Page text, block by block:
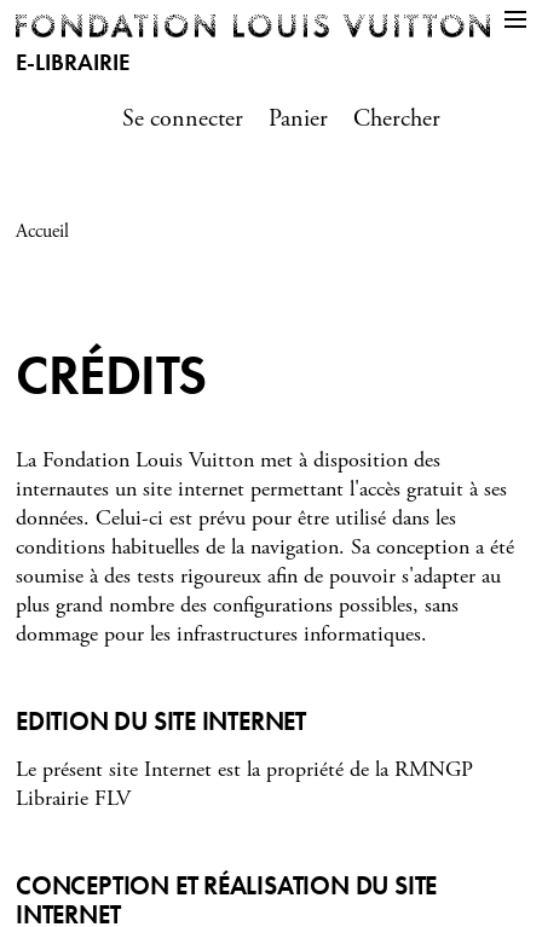
E-LIBRAIRIE
Se connecter
Panier Chercher
Accueil
CRÉDITS
La Fondation Louis Vuitton met à disposition des
internautes un site internet permettant l'accès gratuit à ses
données. Celui-ci est prévu pour être utilisé dans les
conditions habituelles de la navigation. Sa conception a été
soumise à des tests rigoureux afin de pouvoir s'adapter au
plus grand nombre des configurations possibles, sans
dommage pour les infrastructures informatiques.
EDITION DU SITE INTERNET
Le présent site Internet est la propriété de la RMNGP
Librairie FLV
CONCEPTION ET RÉALISATION DU SITE
INTERNET